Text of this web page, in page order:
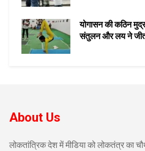
योगासन की कठिन
संतुलन और लय ने
About Us
लोकतांत्रिक देश में मीडिया को लोकतंत्र का